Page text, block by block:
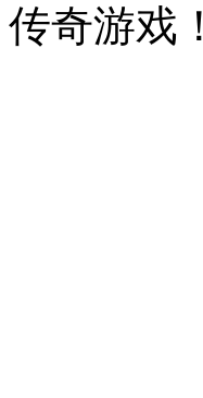
传奇游戏！